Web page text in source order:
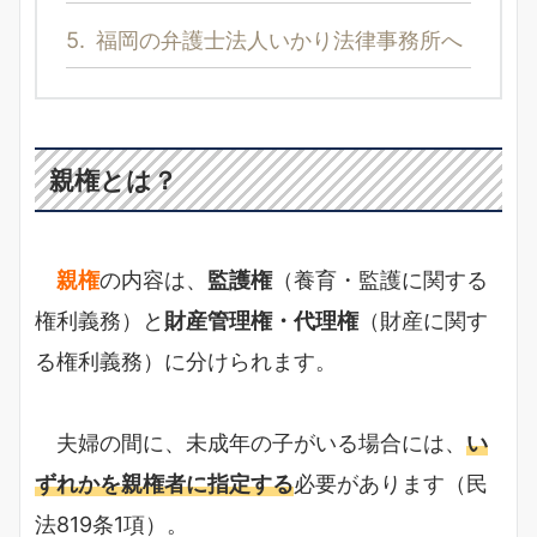
5. 福岡の弁護士法人いかり法律事務所へ
親権とは？
親権の内容は、 監護権（養育・監護に関する
権利義務）と 財産管理権・代理権（財産に関す
る権利義務）に分けられます。
夫婦の間に、未成年の子がいる場合には、 い
ずれかを親権者に指定する必要があります（民
法819条1項）。